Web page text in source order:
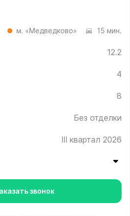
м. «Медведково» 15 мин.
12.2
4
8
Без отделки
III квартал 2026
звонок